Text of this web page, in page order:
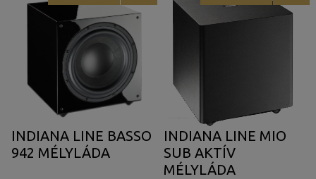
INDIANA LINE BASSO
942 MÉLYLÁDA
INDIANA LINE MIO
SUB AKTÍV
MÉLYLÁDA